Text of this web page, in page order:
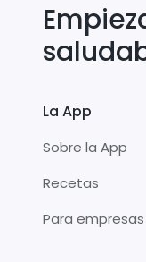
La App
Sobre la App
Recetas
Para empresas